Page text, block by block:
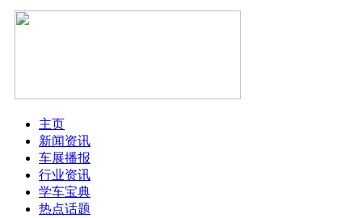
主页
新闻资讯
车展播报
行业资讯
学车宝典
热点话题